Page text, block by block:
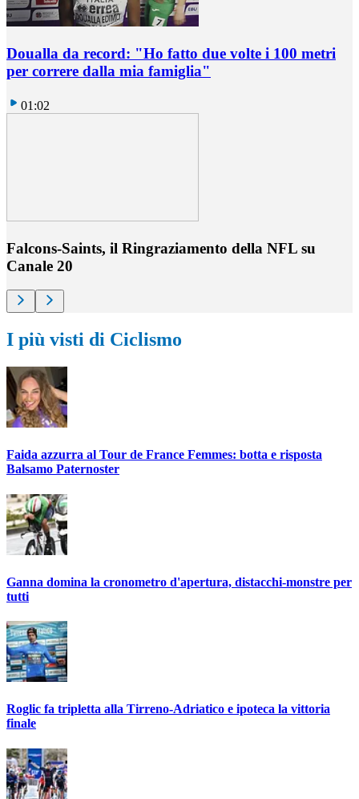
Doualla da record: "Ho fatto due volte i 100 metri
per correre dalla mia famiglia"
01:02
Falcons-Saints, il Ringraziamento della NFL su
Canale 20
I più visti di Ciclismo
Faida azzurra al Tour de France Femmes: botta e risposta
Balsamo Paternoster
Ganna domina la cronometro d'apertura, distacchi-monstre per
tutti
Roglic fa tripletta alla Tirreno-Adriatico e ipoteca la vittoria
finale